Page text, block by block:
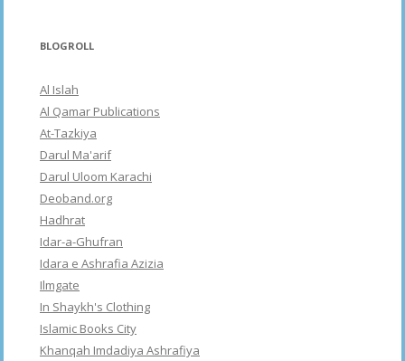
BLOGROLL
Al Islah
Al Qamar Publications
At-Tazkiya
Darul Ma'arif
Darul Uloom Karachi
Deoband.org
Hadhrat
Idar-a-Ghufran
Idara e Ashrafia Azizia
Ilmgate
In Shaykh's Clothing
Islamic Books City
Khanqah Imdadiya Ashrafiya